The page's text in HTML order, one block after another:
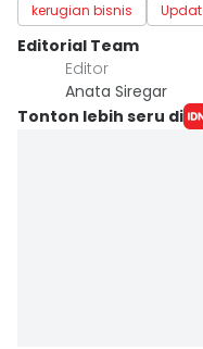
kerugian bisnis
Editorial Team
Editor
Anata Siregar
Tonton lebih seru di